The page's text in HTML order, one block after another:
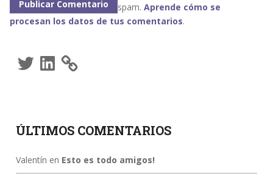
spam. Aprende cómo se
procesan los datos de tus comentarios.
TwitterLinkedIn
ÚLTIMOS COMENTARIOS
Valentín en Esto es todo amigos!